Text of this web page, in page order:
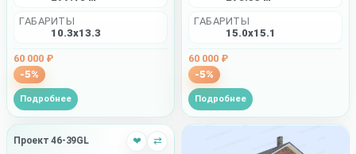
ГАБАРИТЫ
10.3x13.3
60 000 ₽
-5%
Подробнее
ГАБАРИТЫ
15.0x15.1
60 000 ₽
-5%
Подробнее
Проект 46-39GL ❤ ⇄